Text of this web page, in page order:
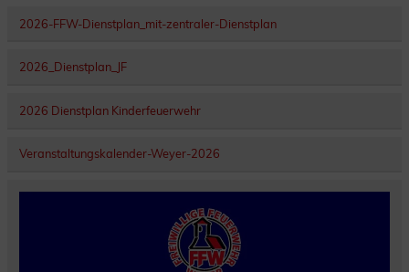
2026-FFW-Dienstplan_mit-zentraler-Dienstplan
2026_Dienstplan_JF
2026 Dienstplan Kinderfeuerwehr
Veranstaltungskalender-Weyer-2026